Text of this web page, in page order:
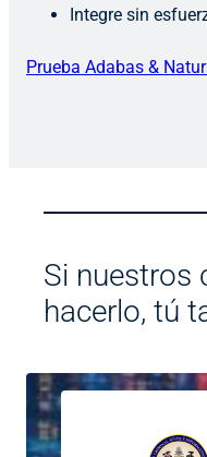
Integre sin
Prueba Adabas &
Si nuestros
hacerlo, tú